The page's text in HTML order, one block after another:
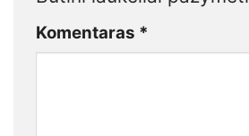
Komentaras *